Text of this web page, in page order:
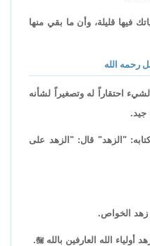
فيها قليلة، وأن ما بقي منها
رحمه الله
احتقاراً له وتصغيراً لشأنه
جيد.
"الزهد" قال: "الزهد على
زهد الخواص.
الله العارفين بالله
.